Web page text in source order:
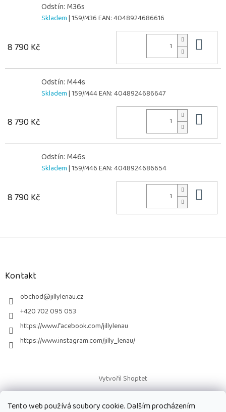
Tento web používá soubory cookie. Dalším procházením
Odstín: M36s
Skladem| 159/M36EAN:4048924686616
8 790 Kč
Odstín: M44s
Skladem| 159/M44EAN:4048924686647
8 790 Kč
Odstín: M46s
Skladem| 159/M46EAN:4048924686654
8 790 Kč
Z
Kontakt
obchod@jillylenau.cz
+420 702 095 053
https://www.facebook.com/jillylenau
https://www.instagram.com/jilly_lenau/
Vytvořil Shoptet
Copyright 2026Paruky Jilly Lenau s.r.o.. Všechna práva vyhrazena.